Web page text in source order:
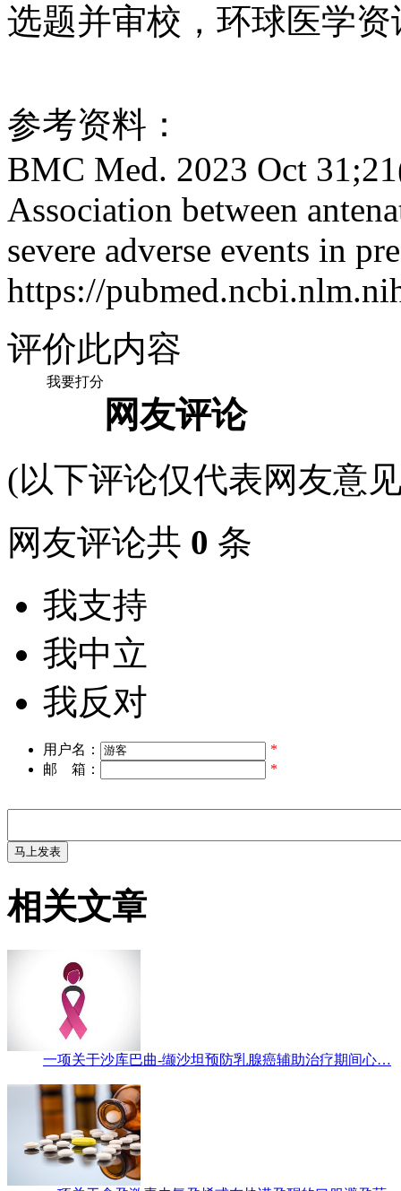
选题并审校，环球医学
参考资料：
BMC Med. 2023 Oct
Association between
severe adverse events in
https://
评价此内容
我要打分
网友评论
(以下评论仅代表网友意
网友评论共 0 条
我支持
我中立
我反对
用户名：
*
邮 箱：
*
相关文章
一项关于沙库巴曲-缬沙坦预防乳腺癌辅助治疗期间心…